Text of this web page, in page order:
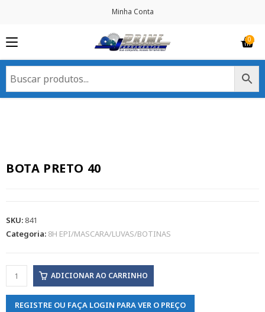
Minha Conta
BOTA PRETO 40
SKU: 841
Categoria: 8H EPI/MASCARA/LUVAS/BOTINAS
ADICIONAR AO CARRINHO
REGISTRE OU FAÇA LOGIN PARA VER O PREÇO